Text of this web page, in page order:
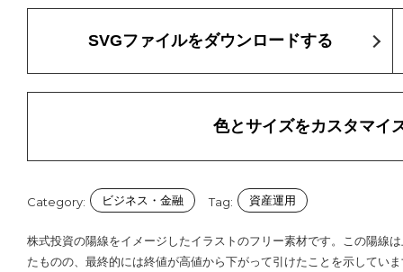
SVGファイルをダウンロードする
色とサイズをカスタマイ
Category: ビジネス・金融 Tag: 資産運用
株式投資の陽線をイメージしたイラストのフリー素材です。この陽線
たものの、最終的には終値が高値から下がって引けたことを示してい